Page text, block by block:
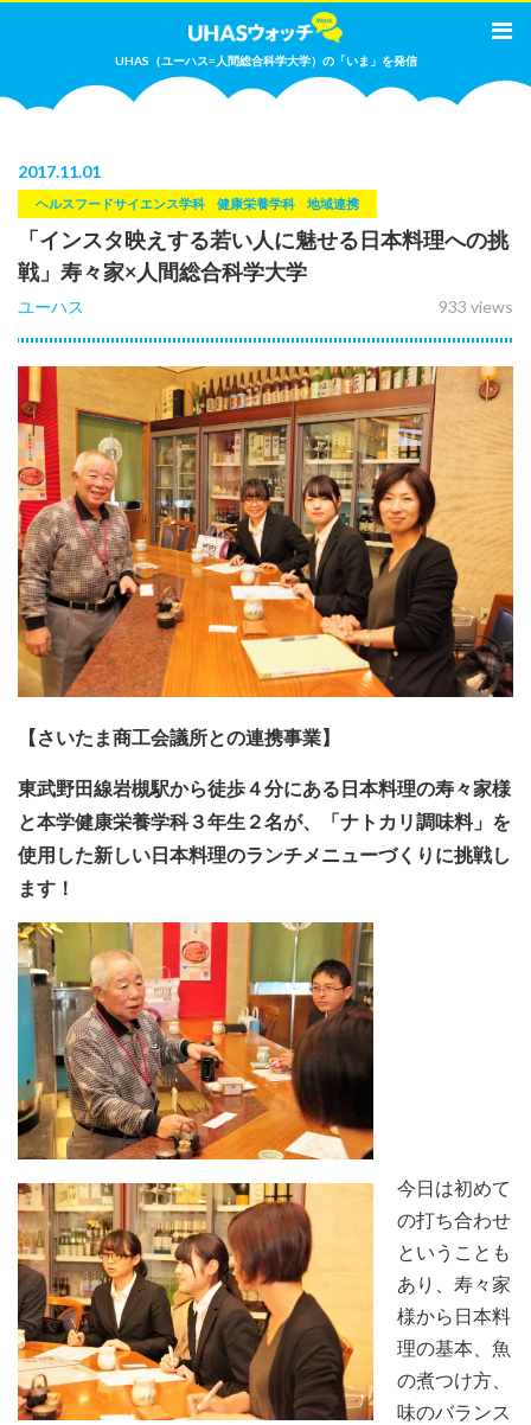
UHAS（ユーハス=人間総合科学大学）の「いま」を発信
2017.11.01
ヘルスフードサイエンス学科 健康栄養学科 地域連携
「インスタ映えする若い人に魅せる日本料理への挑
戦」寿々家×人間総合科学大学
933 views
ユーハス
【さいたま商工会議所との連携事業】
東武野田線岩槻駅から徒歩４分にある日本料理の寿々家様
と本学健康栄養学科３年生２名が、「 ナトカリ調味料」を
使用した新しい日本料理のランチメニューづくりに挑戦し
ます！
今日は初めて
の打ち合わせ
ということも
あり、寿々家
様から日本料
理の基本、魚
の煮つけ方、
味のバランス